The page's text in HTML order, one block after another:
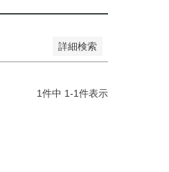
詳細検索
1件中 1-1件表示